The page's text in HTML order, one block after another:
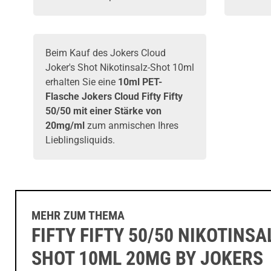
Beim Kauf des Jokers Cloud
Joker's Shot Nikotinsalz-Shot 10ml
erhalten Sie eine 10ml PET-
Flasche Jokers Cloud Fifty Fifty
50/50 mit einer Stärke von
20mg/ml zum anmischen Ihres
Lieblingsliquids.
MEHR ZUM THEMA
FIFTY FIFTY 50/50
SHOT 10ML 20MG BY JOKERS